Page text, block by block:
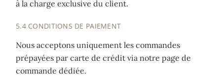
à la charge exclusive du client.
5.4 CONDITIONS DE PAIEMENT
Nous acceptons uniquement les commandes
prépayées par carte de crédit via notre page de
commande dédiée.